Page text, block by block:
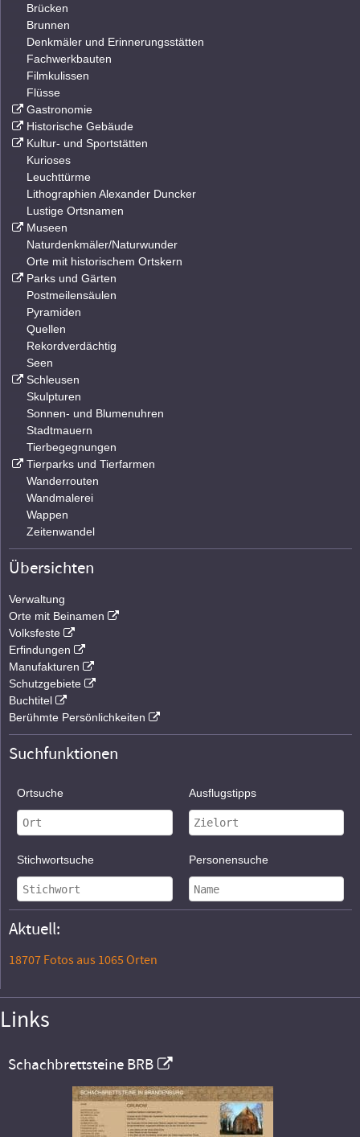
Brücken
Brunnen
Denkmäler und Erinnerungsstätten
Fachwerkbauten
Filmkulissen
Flüsse
Gastronomie
Historische Gebäude
Kultur- und Sportstätten
Kurioses
Leuchttürme
Lithographien Alexander Duncker
Lustige Ortsnamen
Museen
Naturdenkmäler/Naturwunder
Orte mit historischem Ortskern
Parks und Gärten
Postmeilensäulen
Pyramiden
Quellen
Rekordverdächtig
Seen
Schleusen
Skulpturen
Sonnen- und Blumenuhren
Stadtmauern
Tierbegegnungen
Tierparks und Tierfarmen
Wanderrouten
Wandmalerei
Wappen
Zeitenwandel
Übersichten
Verwaltung
Orte mit Beinamen
Volksfeste
Erfindungen
Manufakturen
Schutzgebiete
Buchtitel
Berühmte Persönlichkeiten
Suchfunktionen
Ortsuche Ausflugstipps
Stichwortsuche Personensuche
Aktuell:
18707 Fotos aus 1065 Orten
Links
Schachbrettsteine BRB